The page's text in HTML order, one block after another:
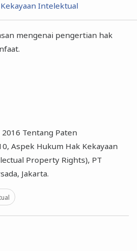
Intelektual
mengenai pengertian hak
2016 Tentang Paten
Aspek Hukum Hak Kekayaan
Property Rights), PT
Jakarta.